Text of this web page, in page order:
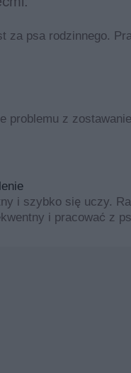
za psa rodzinnego.
problemu z
i szybko się uczy.
i pracować z